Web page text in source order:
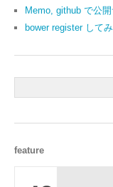
Memo, github で公
bower register して
feature